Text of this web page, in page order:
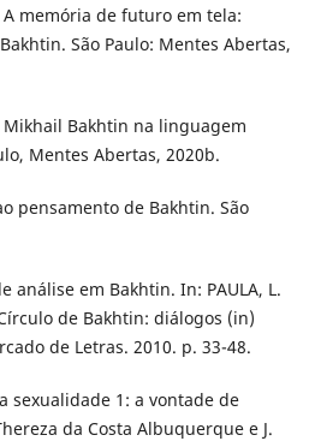
A memória de futuro em tela:
São Paulo: Mentes Abertas,
Mikhail Bakhtin na linguagem
Mentes Abertas, 2020b.
pensamento de Bakhtin. São
análise em Bakhtin. In: PAULA, L.
de Bakhtin: diálogos (in)
de Letras. 2010. p. 33-48.
sexualidade 1: a vontade de
da Costa Albuquerque e J.